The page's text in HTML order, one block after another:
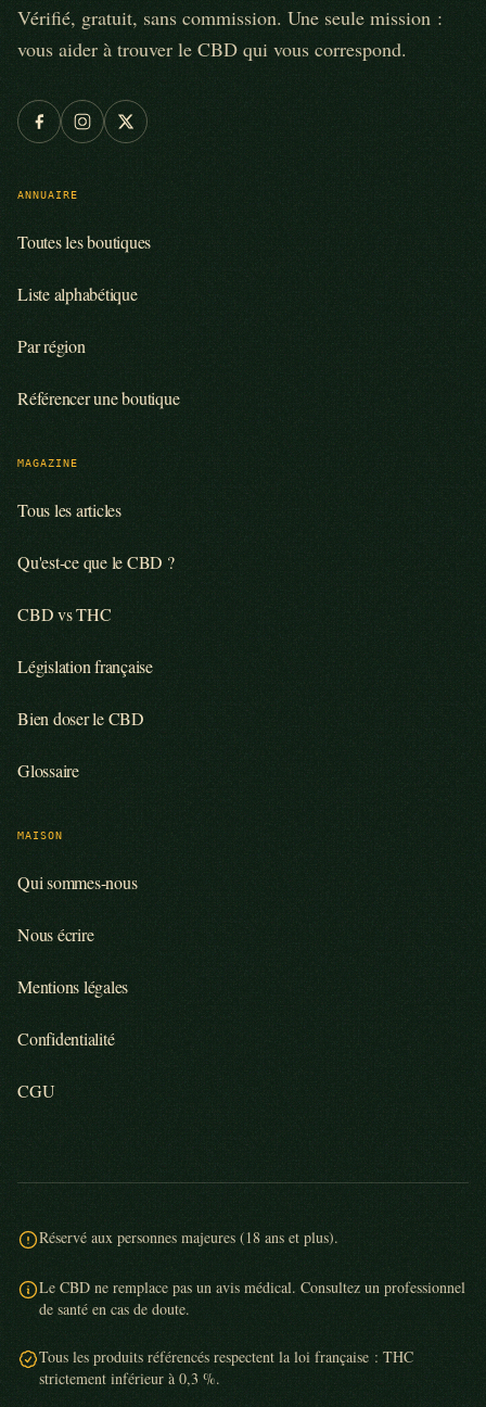
Vérifié, gratuit, sans commission. Une seule mission :
vous aider à trouver le CBD qui vous correspond.
ANNUAIRE
Toutes les boutiques
Liste alphabétique
Par région
Référencer une boutique
MAGAZINE
Tous les articles
Qu'est-ce que le CBD ?
CBD vs THC
Législation française
Bien doser le CBD
Glossaire
MAISON
Qui sommes-nous
Nous écrire
Mentions légales
Confidentialité
CGU
Réservé aux personnes majeures (18 ans et plus).
Le CBD ne remplace pas un avis médical. Consultez un professionnel
de santé en cas de doute.
Tous les produits référencés respectent la loi française : THC
strictement inférieur à 0,3 %.